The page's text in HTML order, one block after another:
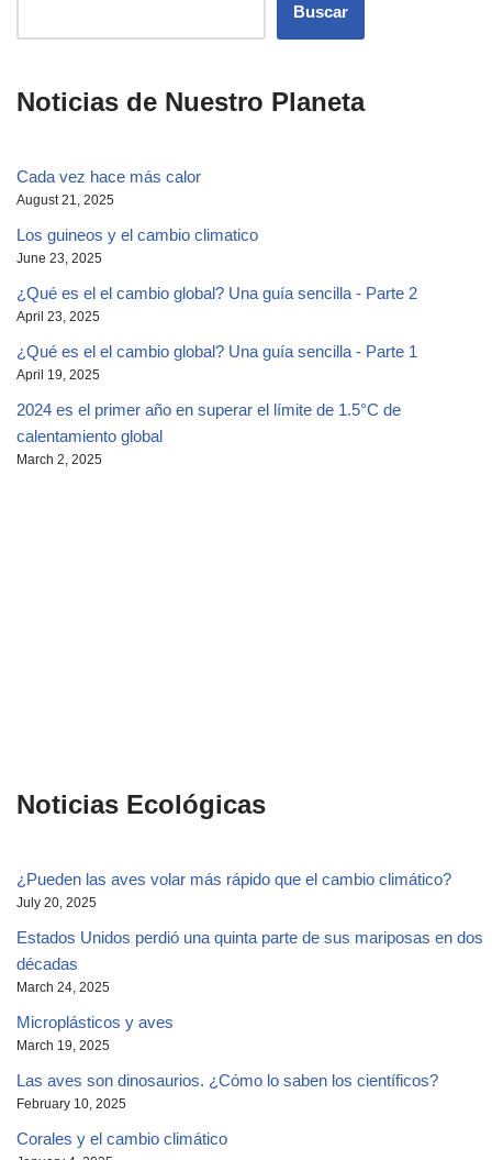
Buscar
Noticias de Nuestro Planeta
Cada vez hace más calor
August 21, 2025
Los guineos y el cambio climatico
June 23, 2025
¿Qué es el el cambio global? Una guía sencilla - Parte 2
April 23, 2025
¿Qué es el el cambio global? Una guía sencilla - Parte 1
April 19, 2025
2024 es el primer año en superar el límite de 1.5°C de
calentamiento global
March 2, 2025
Noticias Ecológicas
¿Pueden las aves volar más rápido que el cambio climático?
July 20, 2025
Estados Unidos perdió una quinta parte de sus mariposas en dos
décadas
March 24, 2025
Microplásticos y aves
March 19, 2025
Las aves son dinosaurios. ¿Cómo lo saben los científicos?
February 10, 2025
Corales y el cambio climático